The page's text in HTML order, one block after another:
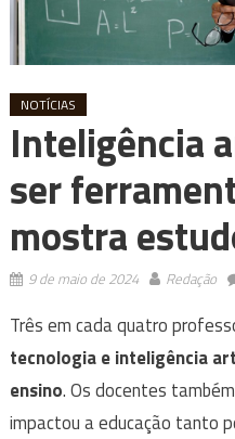
NOTÍCIAS
Inteligência
ser
mostra
9 de maio de 2024 Redação
Três em cada quatro
tecnologia e inteligência
ensino. Os docentes
impactou a educação tanto